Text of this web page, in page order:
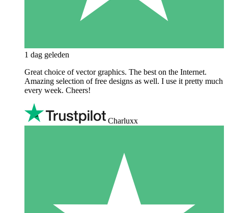
1 dag geleden
Great choice of vector graphics. The best on the Internet.
Amazing selection of free designs as well. I use it pretty much
every week. Cheers!
Charluxx